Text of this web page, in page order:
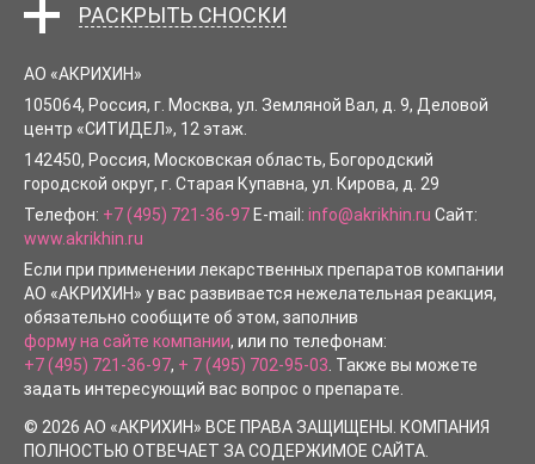
.
АО «АКРИХИН»
105064, Россия, г. Москва, ул. Земляной Вал, д. 9, Деловой
центр «СИТИДЕЛ», 12 этаж.
142450, Россия, Московская область, Богородский
городской округ, г. Старая Купавна, ул. Кирова, д. 29
Телефон: +7 (495) 721-36-97 E-mail: info@akrikhin.ru Сайт:
www.akrikhin.ru
Если при применении лекарственных препаратов компании
АО «АКРИХИН» у вас развивается нежелательная реакция,
обязательно сообщите об этом, заполнив
форму на сайте компании, или по телефонам:
+7 (495) 721-36-97, + 7 (495) 702-95-03 . Также вы можете
задать интересующий вас вопрос о препарате.
© 2026 АО «АКРИХИН» ВСЕ ПРАВА ЗАЩИЩЕНЫ. КОМПАНИЯ
ПОЛНОСТЬЮ ОТВЕЧАЕТ ЗА СОДЕРЖИМОЕ САЙТА.